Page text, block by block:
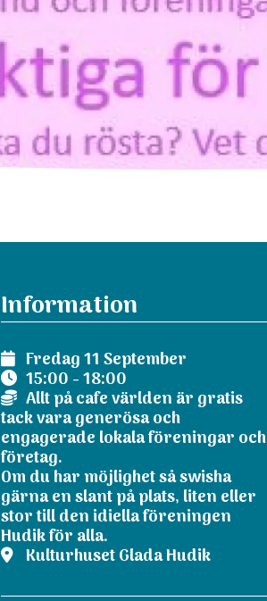
Information
Fredag 11 September
15:00 - 18:00
Allt på cafe världen är gratis
tack vara generösa och
engagerade lokala föreningar och
företag.
Om du har möjlighet så swisha
gärna en slant på plats, liten eller
stor till den idiella föreningen
Hudik för alla.
Kulturhuset Glada Hudik